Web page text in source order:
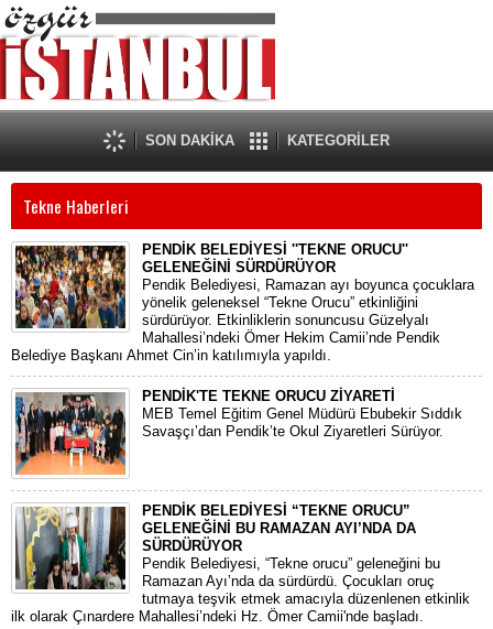
SON DAKİKA KATEGORİLER
Tekne Haberleri
PENDİK BELEDİYESİ ''TEKNE ORUCU''
GELENEĞİNİ SÜRDÜRÜYOR
Pendik Belediyesi, Ramazan ayı boyunca çocuklara
yönelik geleneksel “Tekne Orucu” etkinliğini
sürdürüyor. Etkinliklerin sonuncusu Güzelyalı
Mahallesi’ndeki Ömer Hekim Camii’nde Pendik
Belediye Başkanı Ahmet Cin’in katılımıyla yapıldı.
PENDİK'TE TEKNE ORUCU ZİYARETİ
MEB Temel Eğitim Genel Müdürü Ebubekir Sıddık
Savaşçı’dan Pendik’te Okul Ziyaretleri Sürüyor.
PENDİK BELEDİYESİ “TEKNE ORUCU”
GELENEĞİNİ BU RAMAZAN AYI’NDA DA
SÜRDÜRÜYOR
Pendik Belediyesi, “Tekne orucu” geleneğini bu
Ramazan Ayı’nda da sürdürdü. Çocukları oruç
tutmaya teşvik etmek amacıyla düzenlenen etkinlik
ilk olarak Çınardere Mahallesi’ndeki Hz. Ömer Camii'nde başladı.